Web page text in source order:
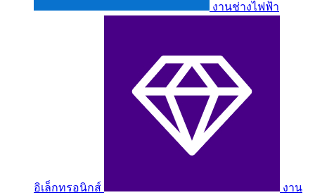
งานช่างไฟฟ้า
อิเล็กทรอนิกส์ งาน